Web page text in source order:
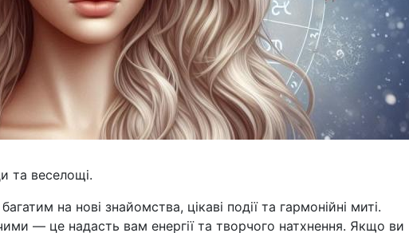
та веселощі.
на нові знайомства, цікаві події та гармонійні миті.
— це надасть вам енергії та творчого натхнення. Якщо ви